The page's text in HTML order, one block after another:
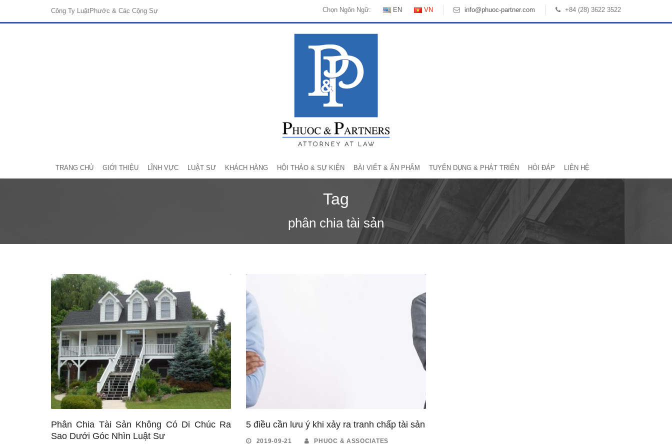
Công Ty LuậtPhước & Các Cộng Sự Chọn Ngôn Ngữ: EN VN info@phuoc-partner.com +84 (28) 3622 3522
TRANG CHỦ GIỚI THIỆU LĨNH VỰC LUẬT SƯ KHÁCH HÀNG HỘI THẢO & SỰ KIỆN BÀI VIẾT & ẤN PHẨM TUYỂN DỤNG & PHÁT TRIỂN HỎI ĐÁP LIÊN HỆ
Tag
phân chia tài sản
Phân Chia Tài Sản Không Có Di Chúc Ra
Sao Dưới Góc Nhìn Luật Sư
5 điều cần lưu ý khi xảy ra tranh chấp tài sản
2019-09-21 PHUOC & ASSOCIATES